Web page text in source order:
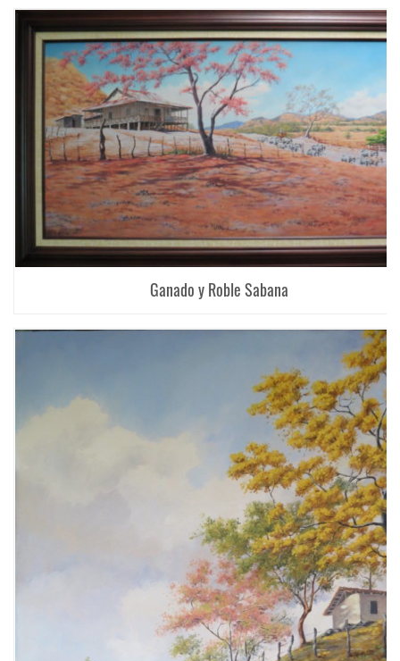
Ganado y Roble Sabana